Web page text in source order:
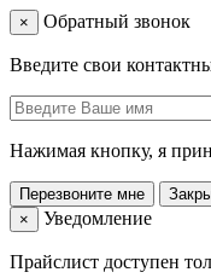
× Обратный звонок
Введите свои
Нажимая кнопку, я
Перезвоните мне
×
Уведомление
Прайслист доступен